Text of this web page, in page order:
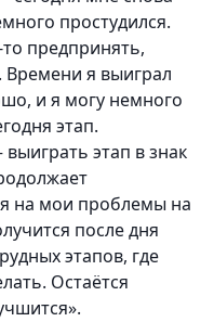
простудился.
предпринять,
Времени я выиграл
и я могу немного
этап.
этап в знак
на мои проблемы на
после дня
этапов, где
Остаётся